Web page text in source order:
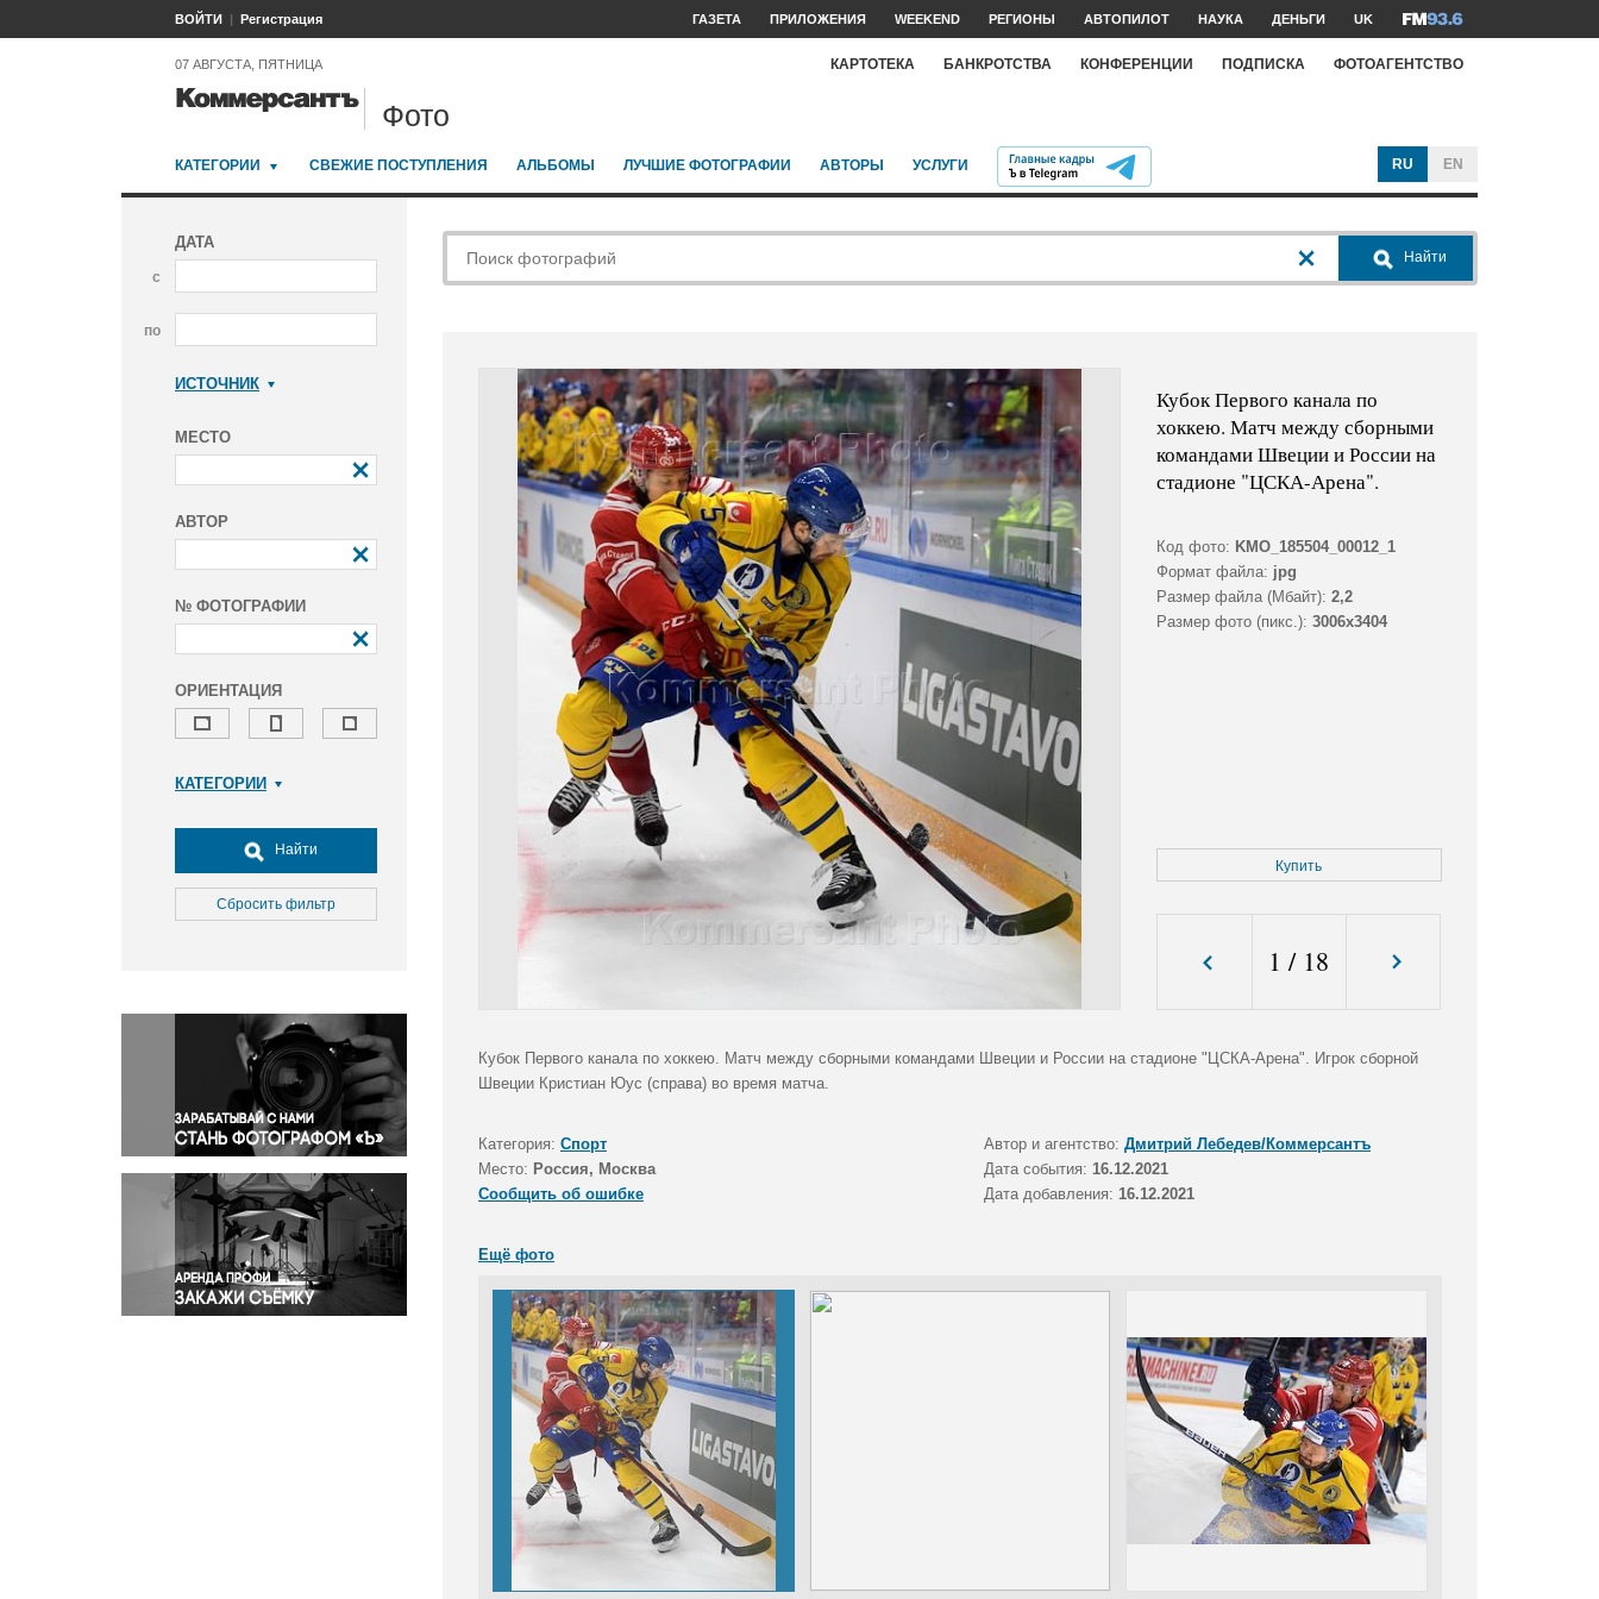
ВОЙТИ Регистрация ГАЗЕТА ПРИЛОЖЕНИЯ WEEKEND РЕГИОНЫ АВТОПИЛОТ НАУКА ДЕНЬГИ UK
07 АВГУСТА, ПЯТНИЦА КАРТОТЕКА БАНКРОТСТВА КОНФЕРЕНЦИИ ПОДПИСКА ФОТОАГЕНТСТВО
Фото
КАТЕГОРИИ СВЕЖИЕ ПОСТУПЛЕНИЯ АЛЬБОМЫ ЛУЧШИЕ ФОТОГРАФИИ АВТОРЫ УСЛУГИ RU EN
ДАТА
с
по
ИСТОЧНИК
МЕСТО
АВТОР
№ ФОТОГРАФИИ
ОРИЕНТАЦИЯ
КАТЕГОРИИ
Досуг, туризм и отдых
Культура
Медицина
Окружающая среда
Политика
Правосудие
Происшествия и конфликты
Религия
Светская жизнь
Спорт
Экология
Экономика и бизнес
Найти
Сбросить фильтр
Найти
Кубок Первого канала по
хоккею. Матч между сборными
командами Швеции и России на
стадионе "ЦСКА-Арена".
Код фото: KMO_185504_00012_1
Формат файла: jpg
Размер файла (Мбайт): 2,2
Размер фото (пикс.): 3006x3404
Купить
1 / 18
Кубок Первого канала по хоккею. Матч между сборными командами Швеции и России на стадионе "ЦСКА-Арена". Игрок сборной
Швеции Кристиан Юус (справа) во время матча.
Категория: Спорт Автор и агентство: Дмитрий Лебедев/Коммерсантъ
Место: Россия, Москва Дата события: 16.12.2021
Сообщить об ошибке
Дата добавления: 16.12.2021
Ещё фото